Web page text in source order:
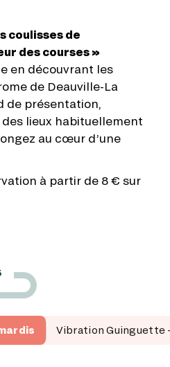
coulisses de
des courses »
en découvrant les
de Deauville-La
de présentation,
lieux habituellement
au cœur d’une
à partir de 8 € sur
Vibration Guinguette